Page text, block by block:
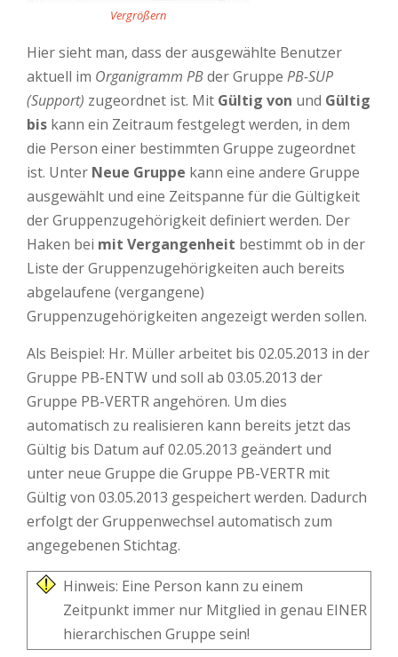
Vergrößern
Hier sieht man, dass der ausgewählte Benutzer
aktuell im Organigramm PBder Gruppe PB-SUP
(Support) zugeordnet ist. Mit Gültig von und Gültig
bis kann ein Zeitraum festgelegt werden, in dem
die Person einer bestimmten Gruppe zugeordnet
ist. Unter Neue Gruppe kann eine andere Gruppe
ausgewählt und eine Zeitspanne für die Gültigkeit
der Gruppenzugehörigkeit definiert werden. Der
Haken bei mit Vergangenheit bestimmt ob in der
Liste der Gruppenzugehörigkeiten auch bereits
abgelaufene (vergangene)
Gruppenzugehörigkeiten angezeigt werden sollen.
Als Beispiel: Hr. Müller arbeitet bis 02.05.2013 in der
Gruppe PB-ENTW und soll ab 03.05.2013 der
Gruppe PB-VERTR angehören. Um dies
automatisch zu realisieren kann bereits jetzt das
Gültig bis Datum auf 02.05.2013 geändert und
unter neue Gruppe die Gruppe PB-VERTR mit
Gültig von 03.05.2013 gespeichert werden. Dadurch
erfolgt der Gruppenwechsel automatisch zum
angegebenen Stichtag.
Hinweis: Eine Person kann zu einem
Zeitpunkt immer nur Mitglied in genau EINER
hierarchischen Gruppe sein!